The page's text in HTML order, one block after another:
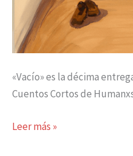
«Vacío» es la décima
Cuentos Cortos de
Leer más »